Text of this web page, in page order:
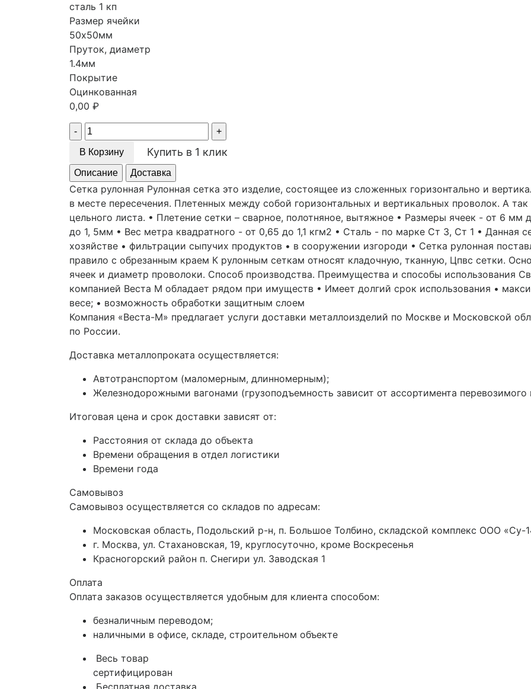
сталь 1 кп
Размер ячейки
50х50мм
Пруток, диаметр
1.4мм
Покрытие
Оцинкованная
0,00 ₽
Quantity
В Корзину Купить в 1 клик
Описание Доставка
Сетка рулонная Рулонная сетка это изделие, состоящее из сложенных горизонтально и
в месте пересечения. Плетенных между собой горизонтальных и вертикальных проволок. А
цельного листа. • Плетение сетки – сварное, полотняное, вытяжное • Размеры ячеек - от 6
до 1, 5мм • Вес метра квадратного - от 0,65 до 1,1 кгм2 • Сталь - по марке Ст 3, Ст 1 • Данная
хозяйстве • фильтрации сыпучих продуктов • в сооружении изгороди • Сетка рулонная
правило с обрезанным краем К рулонным сеткам относят кладочную, тканную, Цпвс сетки.
ячеек и диаметр проволоки. Способ производства. Преимущества и способы использования
компанией Веста М обладает рядом при имуществ • Имеет долгий срок использования •
весе; • возможность обработки защитным слоем
Компания «Веста-М» предлагает услуги доставки металлоизделий по Москве и Московской
по России.
Доставка металлопроката осуществляется:
Автотранспортом (маломерным, длинномерным);
Железнодорожными вагонами (грузоподъемность зависит от ассортимента перевозимого
Итоговая цена и срок доставки зависят от:
Расстояния от склада до объекта
Времени обращения в отдел логистики
Времени года
Самовывоз
Самовывоз осуществляется со складов по адресам:
Московская область, Подольский р-н, п. Большое Толбино, складской комплекс ООО «Су-
г. Москва, ул. Стахановская, 19, круглосуточно, кроме Воскресенья
Красногорский район п. Снегири ул. Заводская 1
Оплата
Оплата заказов осуществляется удобным для клиента способом:
безналичным переводом;
наличными в офисе, складе, строительном объекте
Весь товар
сертифицирован
Бесплатная доставка